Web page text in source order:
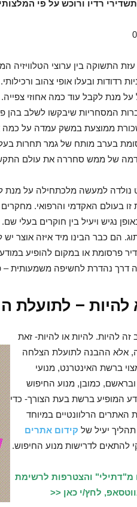
רדיו ורוכש על פי
התשוקה בין ערוצי הטלוויזיה
רדודות ובעלו אופי צהוב
על מנת לקבל עוד כמה אחוזי
המסחריות שיבקשו לשלב בהן
ממוצעת במשק עמדה על כמה
בערב מותח של גמר תחרות
אדמה של ממש סחררה את עולם
למעשה מלכתחילה על מנת
בעולם האקדמי והרפואי. מחקרים
נגיש ויעיל בין חוקרים
הם כבר הבינו מיד איזה אוצר יש
פרסומת או במקום להופיע
נהדרת לחשיפה משמעותית –
להיות – לתועלת
זה להיות. להיות או להיות- זאת
אלא ההבנה לתועלת הצלחה
ברשת האינטרנט, מנועי
כמובן, מנוע החיפוש
המופיע ברשת בעת הצורך- כדי
הרלוונטיים במיוחד
יעיל של קידום אתרים
לדרישות מנוע החיפוש.
מ"דתילי" והצטרפות לרשימת
לחץ/י כאן <<